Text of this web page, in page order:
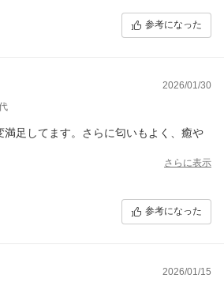
参考になった
2026/01/30
足してます。さらに匂いもよく、癒や
さらに表示
参考になった
2026/01/15